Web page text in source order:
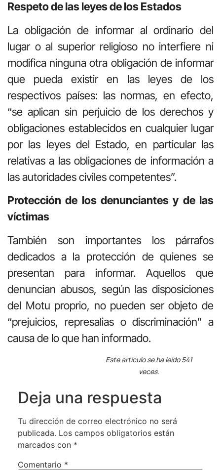
Respeto de las leyes de los Estados
La obligación de informar al ordinario del
lugar o al superior religioso no interfiere ni
modifica ninguna otra obligación de informar
que pueda existir en las leyes de los
respectivos países: las normas, en efecto,
“se aplican sin perjuicio de los derechos y
obligaciones establecidos en cualquier lugar
por las leyes del Estado, en particular las
relativas a las obligaciones de información a
las autoridades civiles competentes”.
Protección de los denunciantes y de las
víctimas
También son importantes los párrafos
dedicados a la protección de quienes se
presentan para informar. Aquellos que
denuncian abusos, según las disposiciones
del Motu proprio, no pueden ser objeto de
“prejuicios, represalias o discriminación” a
causa de lo que han informado.
Este artículo se ha leído 541
veces.
Deja una respuesta
Tu dirección de correo electrónico no será
publicada. Los campos obligatorios están
marcados con *
Comentario *